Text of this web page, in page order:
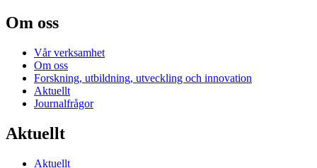
Om oss
Vår verksamhet
Om oss
Forskning, utbildning, utveckling och innovation
Aktuellt
Journalfrågor
Aktuellt
Aktuellt